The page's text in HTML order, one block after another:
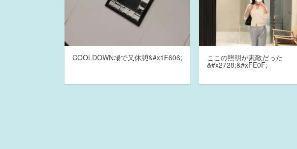
COOLDOWN場で又休憩&#x1F606; ここの照明が素敵だった
&#x2728;&#xFE0F;